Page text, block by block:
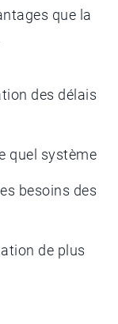
que la
des délais
quel système
besoins des
de plus